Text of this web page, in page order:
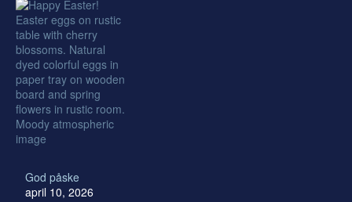
God påske
april 10, 2026